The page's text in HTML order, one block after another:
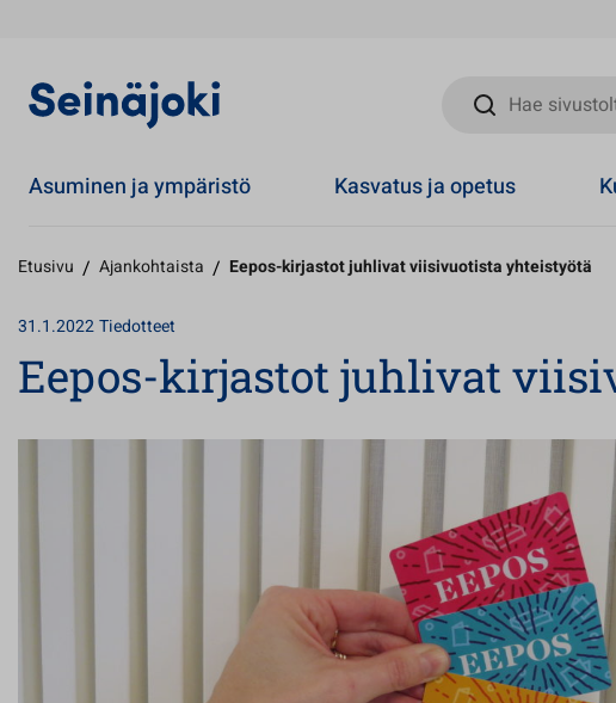
Hae sivustolta
Asuminen ja ympäristö Kasvatus ja opetus
Etusivu / Ajankohtaista / Eepos-kirjastot juhlivat viisivuotista yhteistyötä
31.1.2022Tiedotteet
Eepos-kirjastot juhlivat